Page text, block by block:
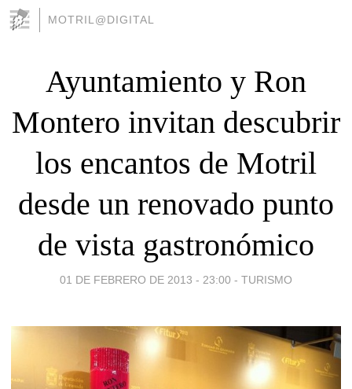
MOTRIL@DIGITAL
Ayuntamiento y Ron
Montero invitan descubrir
los encantos de Motril
desde un renovado punto
de vista gastronómico
01 DE FEBRERO DE 2013 - 23:00 - TURISMO